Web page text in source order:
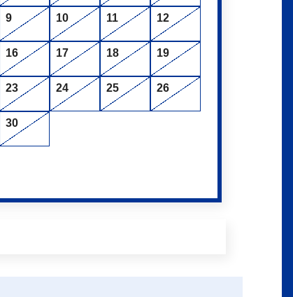
9 10 11 12
16 17 18 19
23 24 25 26
30